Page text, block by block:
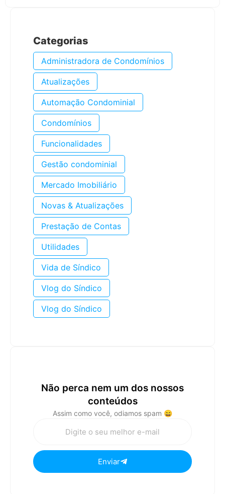
Categorias
Administradora de Condomínios
Atualizações
Automação Condominial
Condomínios
Funcionalidades
Gestão condominial
Mercado Imobiliário
Novas & Atualizações
Prestação de Contas
Utilidades
Vida de Síndico
Vlog do Síndico
Vlog do Síndico
Não perca nem um dos nossos
conteúdos
Assim como você, odiamos spam 😄
Enviar